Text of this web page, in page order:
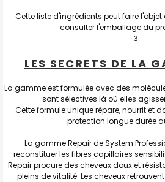
Cette liste d'ingrédients peut faire
consulter l'emballage du
LES SECRETS DE LA
La gamme est formulée avec des
sont sélectives là où elles
Cette formule unique répare, nourrit et
protection longue durée
La gamme Repair de System
reconstituer les fibres capillaires
Repair procure des cheveux doux et
pleins de vitalité. Les cheveux